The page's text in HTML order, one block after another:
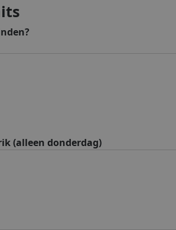
(alleen donderdag)